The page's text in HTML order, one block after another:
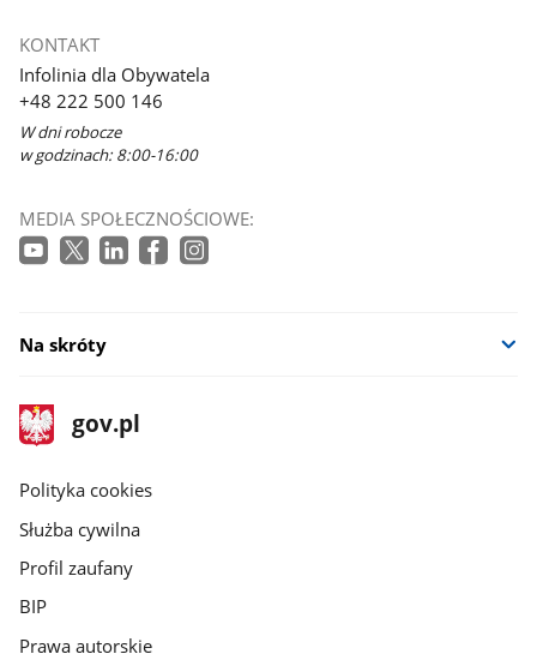
KONTAKT
Infolinia dla Obywatela
+48 222 500 146
W dni robocze
w godzinach: 8:00-16:00
MEDIA SPOŁECZNOŚCIOWE:
Na skróty
stopka
gov.pl
Strona
gov.pl
gov.pl
Polityka cookies
Służba cywilna
Profil zaufany
BIP
Prawa autorskie